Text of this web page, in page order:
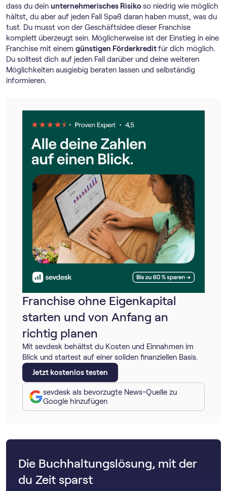
Franchise ohne Eigenkapital
starten und von Anfang an
richtig planen
Mit sevdesk behältst du Kosten und Einnahmen im
Blick und startest auf einer soliden finanziellen Basis.
Jetzt kostenlos testen
sevdesk als bevorzugte News-Quelle zu
Google hinzufügen
dass du dein unternehmerisches Risikoso niedrig wie möglich
hältst, du aber auf jeden Fall Spaß daran haben musst, was du
tust. Du musst von der Geschäftsidee dieser Franchise
komplett überzeugt sein. Möglicherweise ist der Einstieg in eine
Franchise mit einem günstigen Förderkreditfür dich möglich.
Du solltest dich auf jeden Fall darüber und deine weiteren
Möglichkeiten ausgiebig beraten lassen und selbständig
informieren.
Die Buchhaltungslösung, mit der
du Zeit sparst